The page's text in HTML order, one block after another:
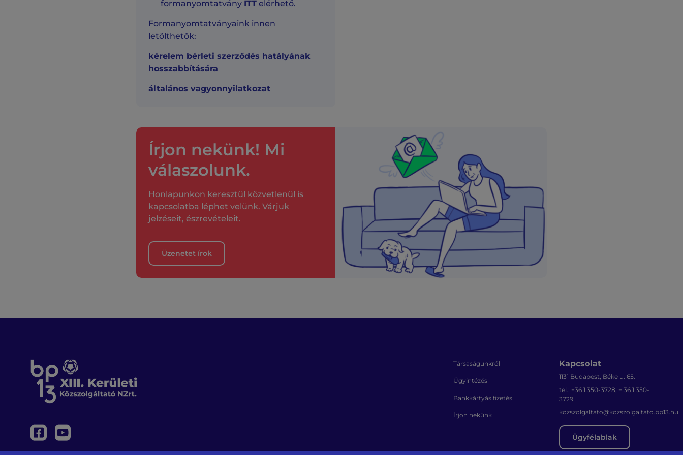
formanyomtatvány ITT elérhető.
Formanyomtatványaink innen
letölthetők:
kérelem bérleti szerződés hatályának
hosszabbítására
általános vagyonnyilatkozat
Írjon nekünk! Mi
válaszolunk.
Honlapunkon keresztül közvetlenül is
kapcsolatba léphet velünk. Várjuk
jelzéseit, észrevételeit.
Üzenetet írok
Társaságunkról
Ügyintézés
Bankkártyás fizetés
Írjon nekünk
Kapcsolat
1131 Budapest, Béke u. 65.
tel.: +36 1 350-3728, + 36 1 350-
3729
kozszolgaltato@kozszolgaltato.bp13.hu
Ügyfélablak